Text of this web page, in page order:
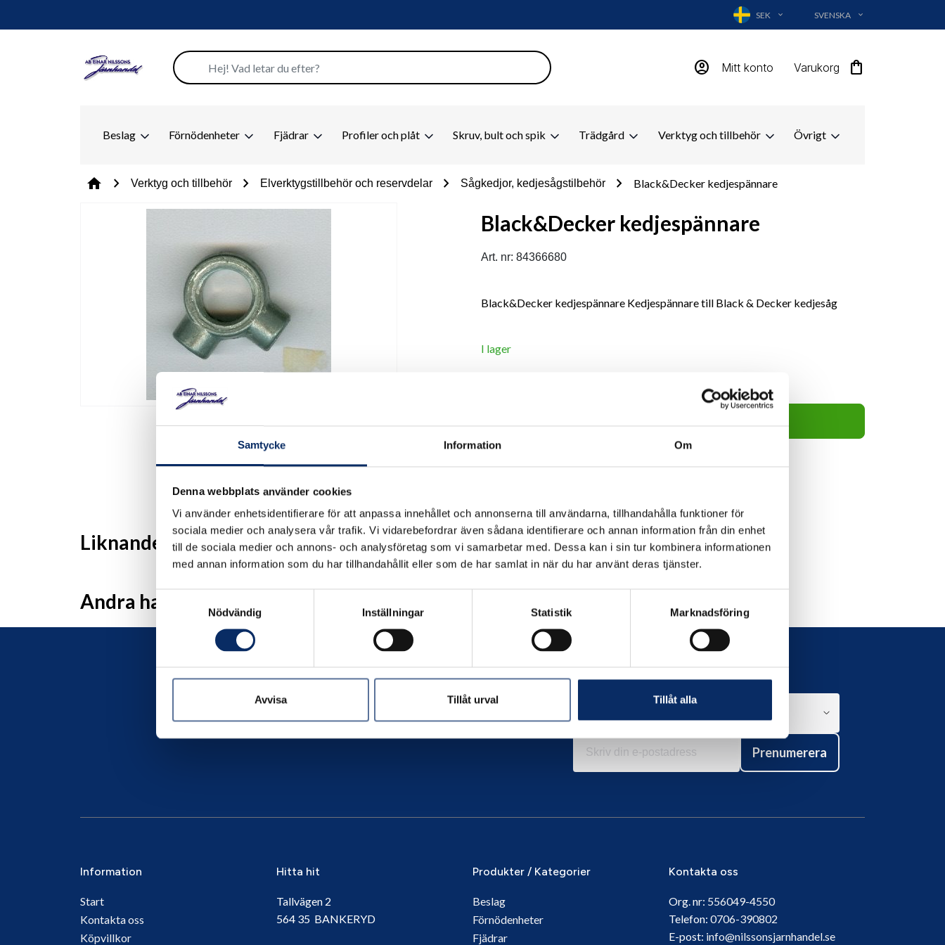
Samtycke Information Om
Denna webbplats använder cookies
Vi använder enhetsidentifierare för att anpassa innehållet och annonserna till användarna, tillhandahålla funktioner för
sociala medier och analysera vår trafik. Vi vidarebefordrar även sådana identifierare och annan information från din enhet
till de sociala medier och annons- och analysföretag som vi samarbetar med. Dessa kan i sin tur kombinera informationen
med annan information som du har tillhandahållit eller som de har samlat in när du har använt deras tjänster.
Samtyckesval
Nödvändig
Inställningar Statistik Marknadsföring
Avvisa Tillåt urval Tillåt alla
SEK EXPAND_MORE SVENSKA EXPAND_MORE
account_circle Mitt konto Varukorg shopping_bag
Beslag Förnödenheter Fjädrar Profiler och plåt Skruv, bult och spik Trädgård Verktyg och tillbehör Övrigt
home chevron_right Verktyg och tillbehör chevron_right Elverktygstillbehör och reservdelar chevron_right Sågkedjor, kedjesågstilbehör chevron_right Black&Decker kedjespännare
Black&Decker kedjespännare
Art. nr: 84366680
Black&Decker kedjespännare Kedjespännare till Black & Decker kedjesåg
I lager
50kr
Liknande produkter
Andra har även tittat på
Prenumerera
Information
Start
Kontakta oss
Köpvillkor
Hitta hit
Tallvägen 2
564 35 BANKERYD
Produkter / Kategorier
Beslag
Förnödenheter
Fjädrar
Kontakta oss
Org. nr: 556049-4550
Telefon: 0706-390802
E-post: info@nilssonsjarnhandel.se